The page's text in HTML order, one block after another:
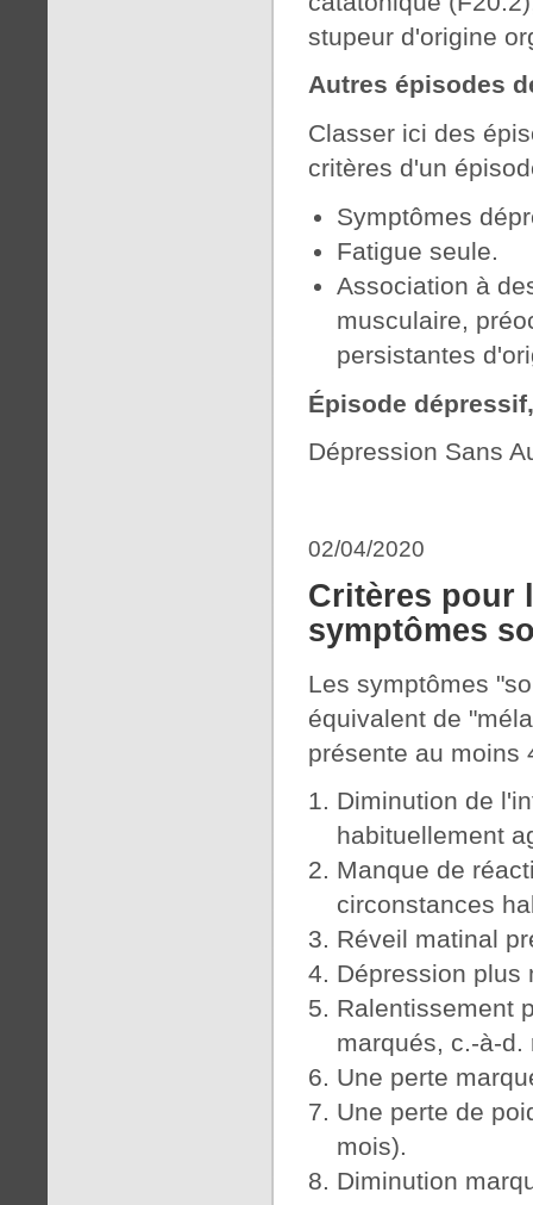
stupeur d'origine
Autres épisodes
Classer ici des
critères d'un
Symptômes
Fatigue seule.
Association à
musculaire,
persistantes
Épisode
Dépression Sans
02/04/2020
Critères pour
symptômes
Les symptômes
équivalent de
présente au moins
Diminution de
habituellement
Manque de
circonstances
Réveil matinal
Dépression plus
Ralentissement
marqués, c.-à-
Une perte
Une perte de
mois).
Diminution